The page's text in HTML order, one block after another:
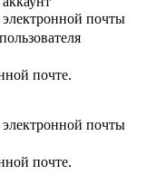
почты
почте.
почты
почте.